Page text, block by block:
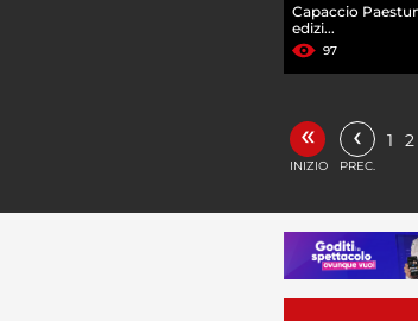
Capaccio
edizi...
97
«
INIZIO
‹
PREC.
1 2